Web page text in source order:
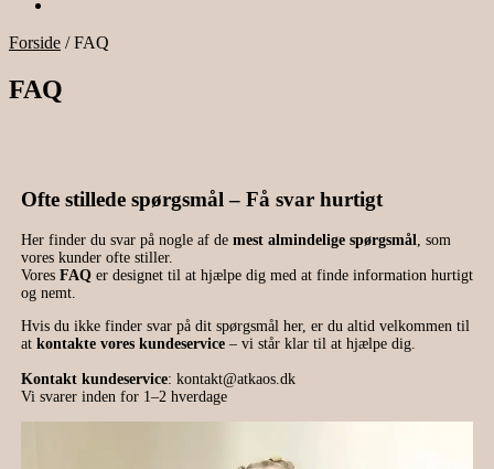
Forside /FAQ
FAQ
Ofte stillede spørgsmål – Få svar hurtigt
Her finder du svar på nogle af de mest almindelige spørgsmål, som
vores kunder ofte stiller.
Vores FAQer designet til at hjælpe dig med at finde information hurtigt
og nemt.
Hvis du ikke finder svar på dit spørgsmål her, er du altid velkommen til
at kontakte vores kundeservice– vi står klar til at hjælpe dig.
Kontakt kundeservice: kontakt@atkaos.dk
Vi svarer inden for 1–2 hverdage